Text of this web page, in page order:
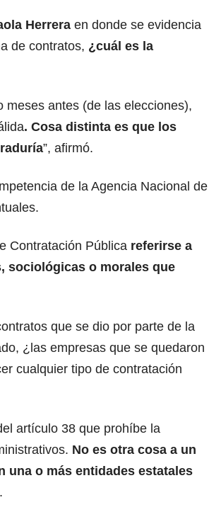
Herrera en donde se evidencia
de contratos, ¿cuál es la
meses antes (de las elecciones),
. Cosa distinta es que los
”, afirmó.
de la Agencia Nacional de
Contratación Pública referirse a
sociológicas o morales que
que se dio por parte de la
¿las empresas que se quedaron
cualquier tipo de contratación
artículo 38 que prohíbe la
No es otra cosa a un
una o más entidades estatales